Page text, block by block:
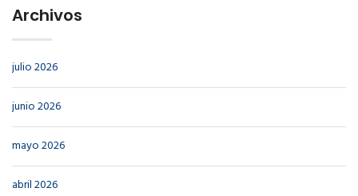
Archivos
julio 2026
junio 2026
mayo 2026
abril 2026